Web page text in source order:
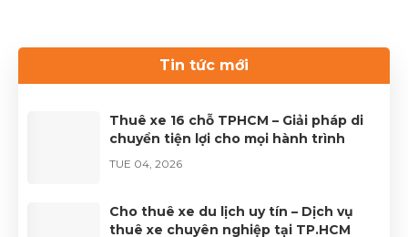
dịch vụ thuê xe uy tín, hãy liên hệ với Thuê xe Phong
Cảnh để được phục vụ tốt nhất.Liên hệ 0899 78
Tin tức mới
Thuê xe 16 chỗ TPHCM – Giải pháp di
chuyển tiện lợi cho mọi hành trình
TUE 04, 2026
Cho thuê xe du lịch uy tín – Dịch vụ
thuê xe chuyên nghiệp tại TP.HCM